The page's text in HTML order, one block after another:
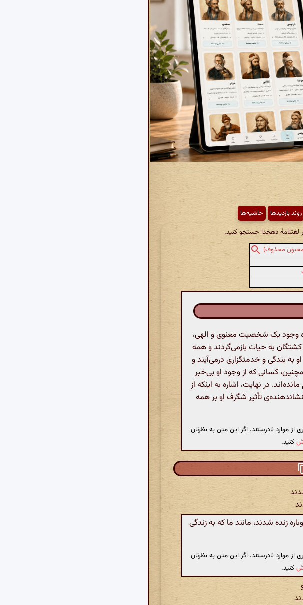
روند بازدیدها حاشیه‌ها
لغتنامهٔ دهخدا جستجو کنید.
محذوف)
وجود یک شخصیت معنوی و الهی،
به حیات بازمی‌گردند و همه
به بندگی و خدمتگزاری درمی‌آیند و
کسانی که از وجود او بی‌خبر
در نهایت، اشاره به اینکه از
تأثیر شگرف او بر همه
نادرستند. اگر این متن به نظرتان
کنید.
زنده شدند، مانند ما که به زندگی
موارد نادرستند. اگر این متن به نظرتان
کنید.